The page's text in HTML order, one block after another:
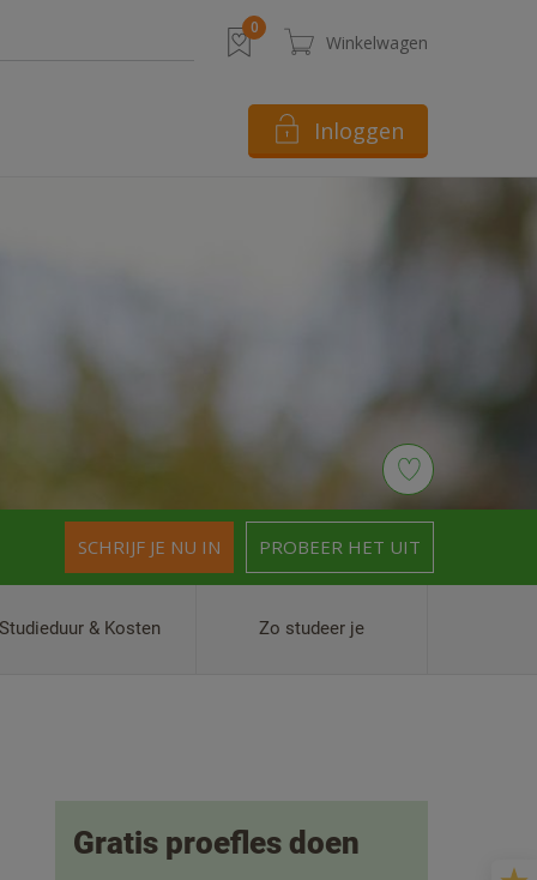
Inloggen
SCHRIJF JE NU IN PROBEER HET UIT
& Kosten Zo studeer je
Gratis proefles doen